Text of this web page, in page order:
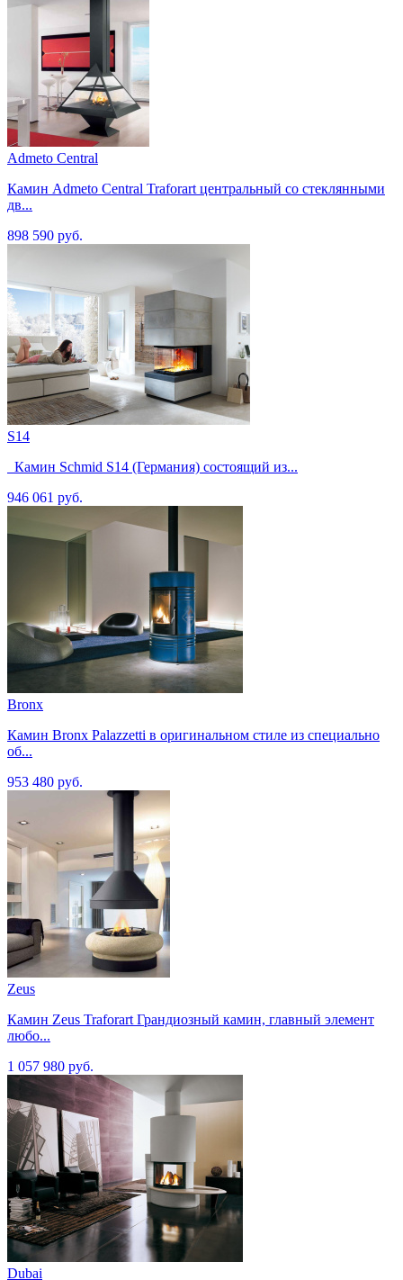
Admeto Central
Камин Admeto Central Traforart центральный со стеклянными
дв...
898 590 руб.
S14
Камин Schmid S14 (Германия) состоящий из...
946 061 руб.
Bronx
Камин Bronx Palazzetti в оригинальном стиле из специально
об...
953 480 руб.
Zeus
Камин Zeus Traforart Грандиозный камин, главный элемент
любо...
1 057 980 руб.
Dubai